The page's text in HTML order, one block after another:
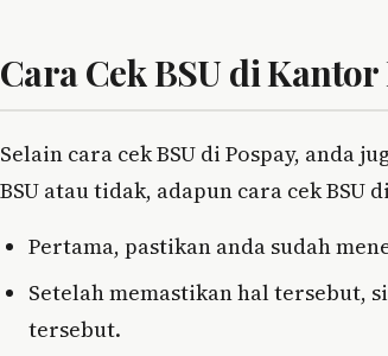
Cara Cek BSU di Kantor
Selain cara cek BSU di Pospay, anda
BSU atau tidak, adapun cara cek
Pertama, pastikan anda sudah
Setelah memastikan hal tersebut,
tersebut.